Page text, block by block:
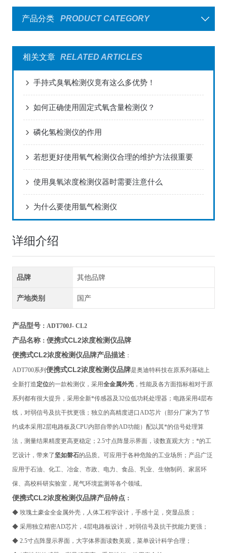
产品分类 PRODUCT CATEGORY
相关文章 RELATED ARTICLES
手持式臭氧检测仪竟有这么多优势！
如何正确使用固定式氧含量检测仪？
磷化氢检测仪的作用
若想更好使用氧气检测仪合理的维护方法很重要
使用臭氧浓度检测仪器时需要注意什么
为什么要使用氩气检测仪
详细介绍
品牌 其他品牌
产地类别 国产
产品型号：ADT700J- CL2
产品名称： 便携式CL2浓度检测仪品牌
便携式CL2浓度检测仪品牌产品描述：
ADT700系列 便携式CL2浓度检测仪品牌是奥迪特科技在原系列基础上
全新打造定位的一款检测仪，采用全金属外壳，性能及各方面指标相对于原
系列都有很大提升，采用全新*传感器及32位低功耗处理器；电路采用4层布
线，对弱信号及抗干扰更强；独立的高精度进口AD芯片（部分厂家为了节
约成本采用2层电路板及CPU内部自带的AD功能）配以其*的信号处理算
法，测量结果精度更高更稳定；2.5寸点阵显示界面，读数直观大方；*的工
艺设计，带来了 坚如磐石的品质。可应用于各种危险的工业场所；产品广泛
应用于石油、化工、冶金、市政、电力、食品、乳业、生物制药、家居环
保、高校科研实验室，尾气环境监测等各个领域。
便携式CL2浓度检测仪品牌产品特点 ：
◆ 玫瑰土豪金全金属外壳，人体工程学设计，手感十足，突显品质；
◆ 采用独立精密AD芯片，4层电路板设计，对弱信号及抗干扰能力更强；
◆ 2.5寸点阵显示界面，大字体界面读数美观，菜单设计科学合理；